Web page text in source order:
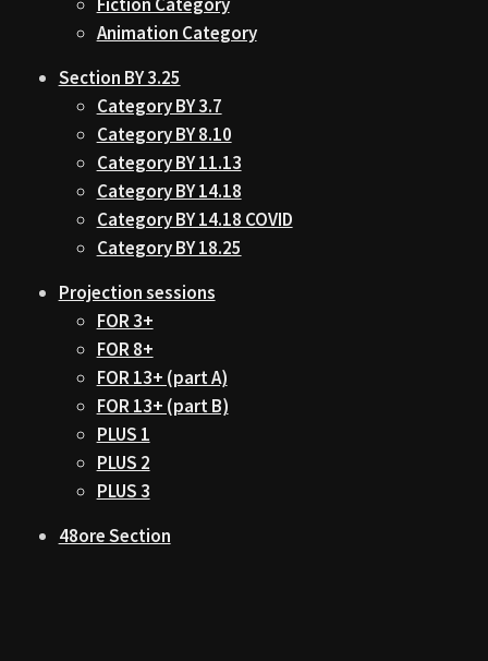
Animation Category
Section BY 3.25
Category BY 3.7
Category BY 8.10
Category BY 11.13
Category BY 14.18
Category BY 14.18 COVID
Category BY 18.25
Projection sessions
FOR 3+
FOR 8+
FOR 13+ (part A)
FOR 13+ (part B)
PLUS 1
PLUS 2
PLUS 3
48ore Section